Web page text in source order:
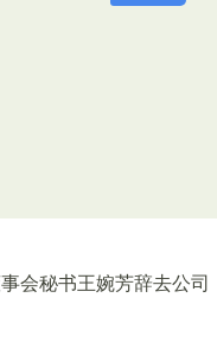
会秘书王婉芳辞去公司